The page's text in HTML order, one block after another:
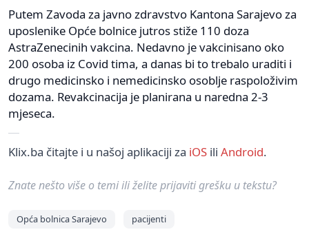
Putem Zavoda za javno zdravstvo Kantona Sarajevo za
uposlenike Opće bolnice jutros stiže 110 doza
AstraZenecinih vakcina. Nedavno je vakcinisano oko
200 osoba iz Covid tima, a danas bi to trebalo uraditi i
drugo medicinsko i nemedicinsko osoblje raspoloživim
dozama. Revakcinacija je planirana u naredna 2-3
mjeseca.
Klix.ba čitajte i u našoj aplikaciji za iOS ili Android.
Znate nešto više o temi ili želite prijaviti grešku u tekstu?
Opća bolnica Sarajevo pacijenti